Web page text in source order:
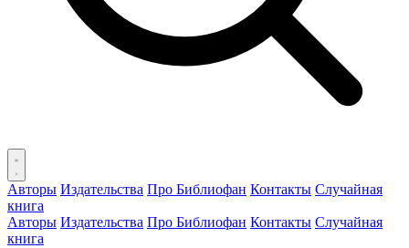
Авторы Издательства Про Библиофан Контакты Случайная
книга
Авторы Издательства Про Библиофан Контакты Случайная
книга